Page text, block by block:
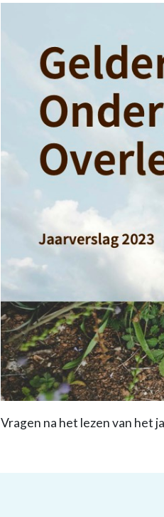
Vragen na het lezen van het